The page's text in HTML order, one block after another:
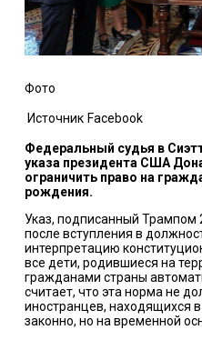
Фото
Источник Facebook
Федеральный судья в
указа президента США
ограничить право на
рождения.
Указ, подписанный Трампом
после вступления в
интерпретацию
все дети, родившиеся на
гражданами страны
считает, что эта норма не
иностранцев, находящихся
законно, но на временной